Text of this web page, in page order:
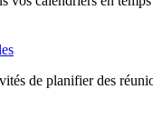
de planifier des